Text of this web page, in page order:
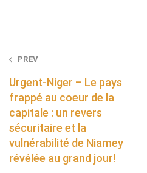
navigation
PREV
Urgent-Niger – Le pays
frappé au coeur de la
capitale : un revers
sécuritaire et la
vulnérabilité de Niamey
révélée au grand jour!